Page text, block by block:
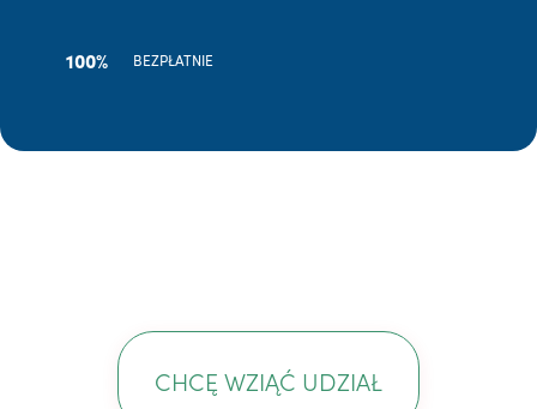
100% BEZPŁATNIE
CHCĘ WZIĄĆ UDZIAŁ